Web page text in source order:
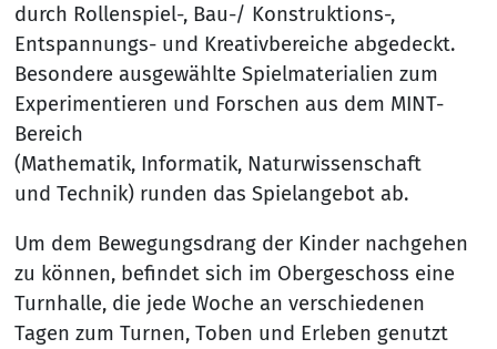
durch Rollenspiel-, Bau-/ Konstruktions-,
Entspannungs- und Kreativbereiche abgedeckt.
Besondere ausgewählte Spielmaterialien zum
Experimentieren und Forschen aus dem MINT-
Bereich
(Mathematik, Informatik, Naturwissenschaft
und Technik) runden das Spielangebot ab.
Um dem Bewegungsdrang der Kinder nachgehen
zu können, befindet sich im Obergeschoss eine
Turnhalle, die jede Woche an verschiedenen
Tagen zum Turnen, Toben und Erleben genutzt